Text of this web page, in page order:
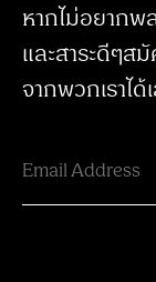
หากไม่อยากพ
และสาระดีๆส
จากพวกเราได้